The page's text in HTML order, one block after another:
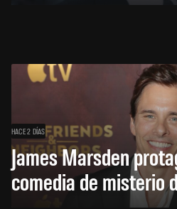
HACE 2 DÍAS
James Marsden
comedia de misterio